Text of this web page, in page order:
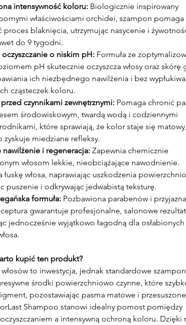
intensywność koloru: Biologicznie inspirowany
właściwościami orchidei, szampon pomaga
proces blaknięcia, utrzymując nasycenie i
do 9 tygodni.
o niskim pH: Formuła ze
pH skutecznie oczyszcza włosy oraz skórę
ich niezbędnego nawilżenia i bez
cząsteczek koloru.
czynnikami zewnętrznymi: Pomaga chronić
środowiskowym, twardą wodą i codziennymi
które sprawiają, że kolor staje się matowy,
zyskuje miedziane refleksy.
nawilżenie i regeneracja: Zapewnia chemicznie
włosom lekkie, nieobciążające nawodnienie.
łuskę włosa, naprawiając uszkodzenia
puszenie i odkrywając jedwabistą teksturę.
formuła: Pozbawiona parabenów i
gwarantuje profesjonalne, salonowe
jednocześnie wyjątkowo łagodną dla osłabionych
kupić ten produkt?
to inwestycja, jednak standardowe
środki powierzchniowo czynne, które
pozostawiając pasma matowe i
Shampoo stanowi idealny pomost pomiędzy
a intensywną ochroną koloru. Dzięki